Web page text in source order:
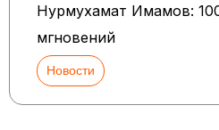
Нурмухамат Имамов:
мгновений
Новости